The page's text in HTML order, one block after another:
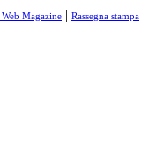
Magazine | Rassegna stampa